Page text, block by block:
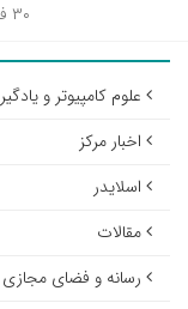
۳۰ فروردین ۱۴۰۵
علوم کامپیوتر و
اخبار مرکز
اسلایدر
مقالات
رسانه و فضای مجازی